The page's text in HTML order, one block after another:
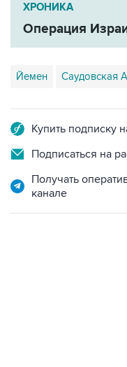
ХРОНИКА
Операция
Йемен Саудовская
Купить подписку
Подписаться на
Получать
канале